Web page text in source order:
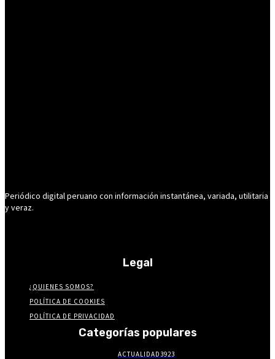
Periódico digital peruano con información instantánea, variada, utilitaria
y veraz.
Legal
¿QUIENES SOMOS?
POLÍTICA DE COOKIES
POLÍTICA DE PRIVACIDAD
Categorías populares
ACTUALIDAD3923